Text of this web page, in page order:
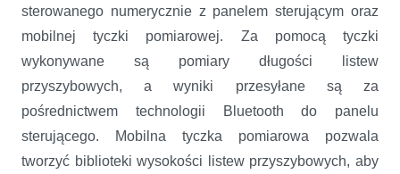
sterowanego numerycznie z panelem sterującym oraz
mobilnej tyczki pomiarowej. Za pomocą tyczki
wykonywane są pomiary długości listew
przyszybowych, a wyniki przesyłane są za
pośrednictwem technologii Bluetooth do panelu
sterującego. Mobilna tyczka pomiarowa pozwala
tworzyć biblioteki wysokości listew przyszybowych, aby